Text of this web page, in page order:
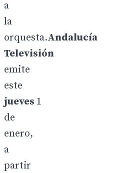
a
la
orquesta.Andalucía
Televisión
emite
este
jueves 1
de
enero,
a
partir